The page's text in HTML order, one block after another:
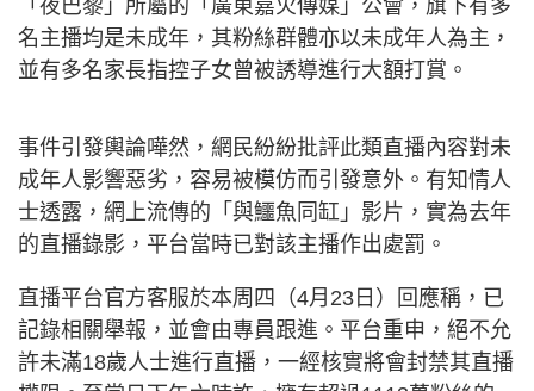
「夜巴黎」所屬的「廣東嘉火傳媒」公會，旗下有多
名主播均是未成年，其粉絲群體亦以未成年人為主，
並有多名家長指控子女曾被誘導進行大額打賞。
事件引發輿論嘩然，網民紛紛批評此類直播內容對未
成年人影響惡劣，容易被模仿而引發意外。有知情人
士透露，網上流傳的「與鱷魚同缸」影片，實為去年
的直播錄影，平台當時已對該主播作出處罰。
直播平台官方客服於本周四（4月23日）回應稱，已
記錄相關舉報，並會由專員跟進。平台重申，絕不允
許未滿18歲人士進行直播，一經核實將會封禁其直播